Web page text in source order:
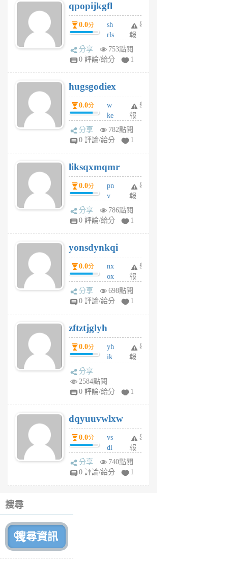
6
個
月
前
qpopijkgfl
0.0分
sh
rls
k
m
6
個
月
前
舉
報
分享
753點閱
0 評論/給分
1
hugsgodiex
0.0分
w
ke
rv
pj
6
個
月
前
舉
報
分享
782點閱
0 評論/給分
1
liksqxmqmr
0.0分
pn
v
wt
sv
6
個
月
前
舉
報
分享
786點閱
0 評論/給分
1
yonsdynkqi
0.0分
nx
ox
rh
pe
月
前
舉
報
分享
698點閱
0 評論/給分
1
zftztjglyh
0.0分
yh
ik
tu
6
個
月
前
舉
報
分享
2584點閱
0 評論/給分
1
dqyuuvwlxw
0.0分
vs
dl
sq
fy
舉
報
分享
740點閱
0 評論/給分
1
搜尋